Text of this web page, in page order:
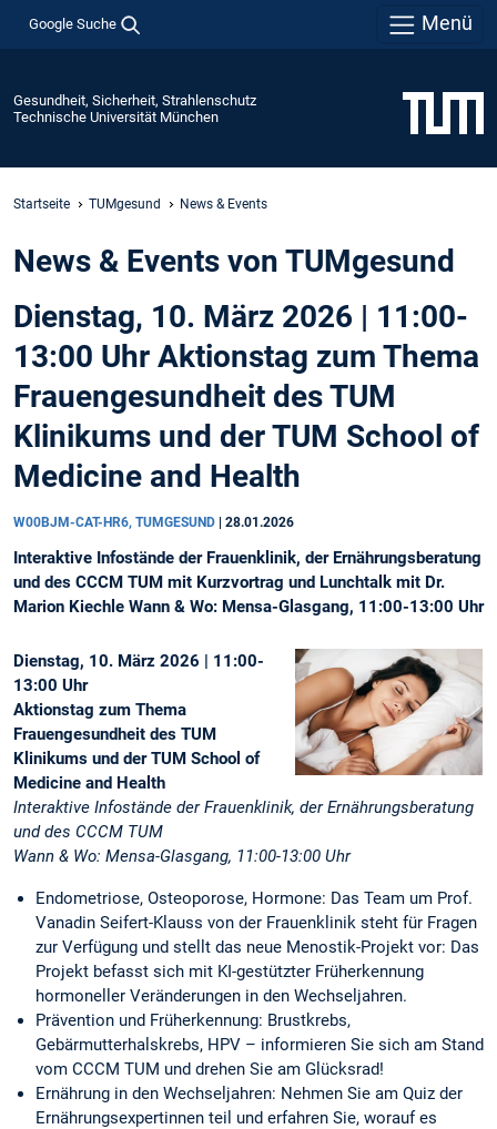
Google Suche Menü
Gesundheit, Sicherheit, Strahlenschutz
Technische Universität München
Startseite TUMgesund News & Events
News & Events von TUMgesund
Dienstag, 10. März 2026 | 11:00-
13:00 Uhr Aktionstag zum Thema
Frauengesundheit des TUM
Klinikums und der TUM School of
Medicine and Health
W00BJM-CAT-HR6, TUMGESUND 28.01.2026
Interaktive Infostände der Frauenklinik, der Ernährungsberatung
und des CCCM TUM mit Kurzvortrag und Lunchtalk mit Dr.
Marion Kiechle Wann & Wo: Mensa-Glasgang, 11:00-13:00 Uhr
Dienstag, 10. März 2026 | 11:00-
13:00 Uhr
Aktionstag zum Thema
Frauengesundheit des TUM
Klinikums und der TUM School of
Medicine and Health
Interaktive Infostände der Frauenklinik, der Ernährungsberatung
und des CCCM TUM
Wann & Wo: Mensa-Glasgang, 11:00-13:00 Uhr
Endometriose, Osteoporose, Hormone: Das Team um Prof.
Vanadin Seifert-Klauss von der Frauenklinik steht für Fragen
zur Verfügung und stellt das neue Menostik-Projekt vor: Das
Projekt befasst sich mit KI-gestützter Früherkennung
hormoneller Veränderungen in den Wechseljahren.
Prävention und Früherkennung: Brustkrebs,
Gebärmutterhalskrebs, HPV – informieren Sie sich am Stand
vom CCCM TUM und drehen Sie am Glücksrad!
Ernährung in den Wechseljahren: Nehmen Sie am Quiz der
Ernährungsexpertinnen teil und erfahren Sie, worauf es